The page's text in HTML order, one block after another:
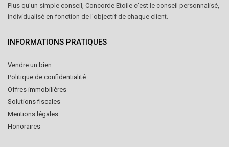
Plus qu'un simple conseil, Concorde Etoile c'est le conseil personnalisé,
individualisé en fonction de l'objectif de chaque client.
INFORMATIONS PRATIQUES
Vendre un bien
Politique de confidentialité
Offres immobilières
Solutions fiscales
Mentions légales
Honoraires